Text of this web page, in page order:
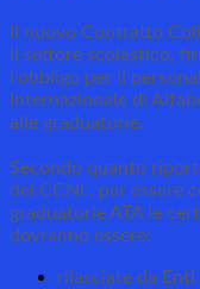
Il nuovo Contratto
il settore scolastico,
l'obbligo per il
Internazionale di
alle graduatorie.
Secondo quanto
del CCNL, per essere
graduatorie ATA le
dovranno essere:
rilasciate da